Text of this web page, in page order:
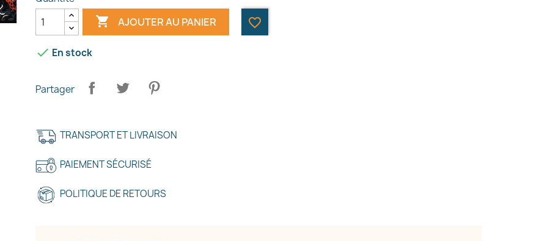
 AJOUTER AU PANIER favorite_border
 En stock
Partager
TRANSPORT ET LIVRAISON
PAIEMENT SÉCURISÉ
POLITIQUE DE RETOURS